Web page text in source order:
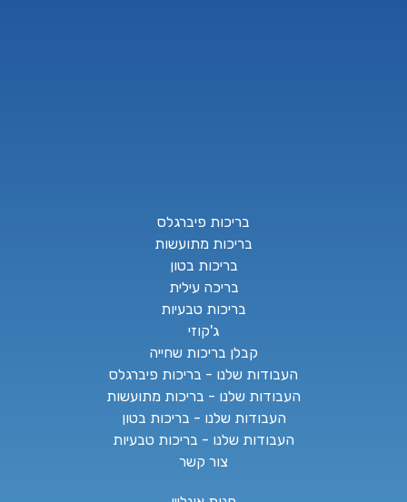
בריכות פיברגלס
בריכות מתועשות
בריכות בטון
בריכה עילית
בריכות טבעיות
ג'קוזי
קבלן בריכות שחייה
העבודות שלנו - בריכות פיברגלס
העבודות שלנו - בריכות מתועשות
העבודות שלנו - בריכות בטון
העבודות שלנו - בריכות טבעיות
צור קשר